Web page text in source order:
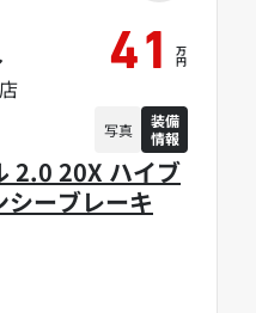
2.0 20X ハイブ
シーブレーキ
41 万
円
写真
装備
情報